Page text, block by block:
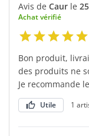
Avis de Caur le
Achat vérifié
Bon produit,
des produits ne
Je recommande
Utile 1